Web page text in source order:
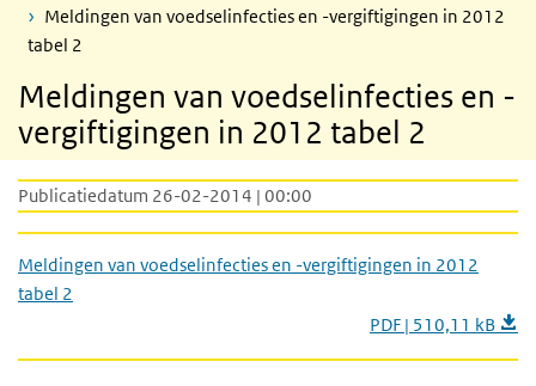
Meldingen van voedselinfecties en -vergiftigingen in 2012
tabel 2
Meldingen van voedselinfecties en -
vergiftigingen in 2012 tabel 2
Publicatiedatum 26-02-2014 | 00:00
Meldingen van voedselinfecties en -vergiftigingen in 2012
tabel 2
PDF | 510,11 kB